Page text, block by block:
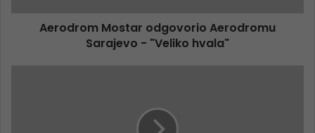
Aerodrom Mostar odgovorio Aerodromu
Sarajevo - "Veliko hvala"